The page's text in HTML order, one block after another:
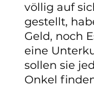
völlig auf
gestellt,
Geld, noch
eine
sollen sie
Onkel